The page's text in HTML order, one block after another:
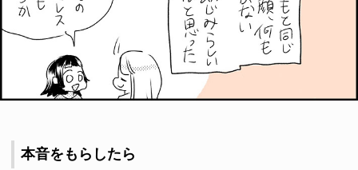
本音をもらしたら